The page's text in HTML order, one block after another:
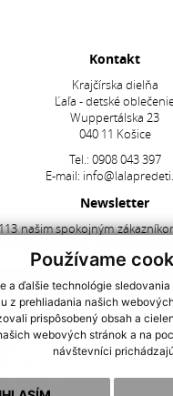
Používame
a ďalšie technológie
z prehliadania našich
prispôsobený obsah a
webových stránok a na
návštevníci
Kontakt
Krajčírska dielňa
Ľaľa - detské
Wuppertálska 23
040 11 Košice
Tel.: 0908 043 397
E-mail:
Newsletter
našim spokojným
spracovaním osobných
NAJNOVŠIE V PONUKE |
|Obchodné